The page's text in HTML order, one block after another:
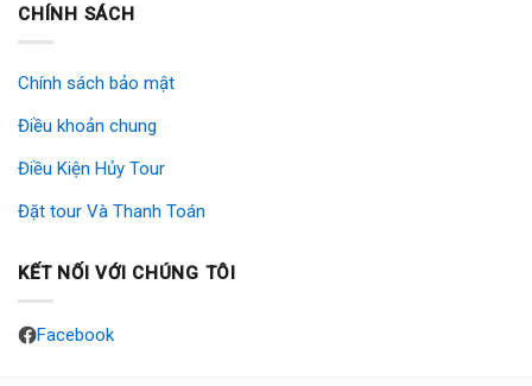
CHÍNH SÁCH
Chính sách bảo mật
Điều khoản chung
Điều Kiện Hủy Tour
Đặt tour Và Thanh Toán
KẾT NỐI VỚI CHÚNG TÔI
Facebook